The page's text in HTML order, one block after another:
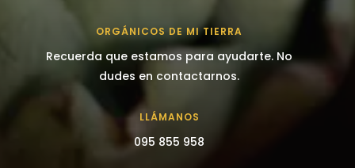
ORGÁNICOS DE MI TIERRA
Recuerda que estamos para ayudarte. No
dudes en contactarnos.
LLÁMANOS
095 855 958